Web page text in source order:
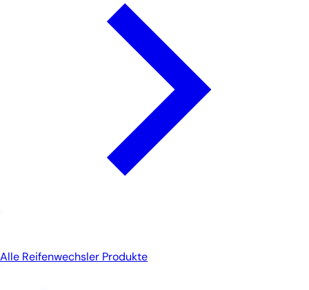
Alle Reifenwechsler Produkte